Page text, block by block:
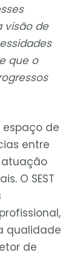
visão de
que o
de
entre
atuação
O SEST
qualidade
de